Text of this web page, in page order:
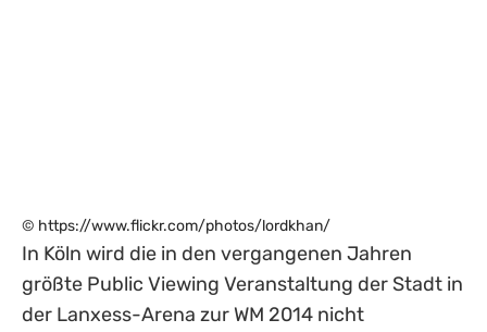
© https://www.flickr.com/photos/lordkhan/
In Köln wird die in den vergangenen Jahren
größte Public Viewing Veranstaltung der Stadt in
der Lanxess-Arena zur WM 2014 nicht